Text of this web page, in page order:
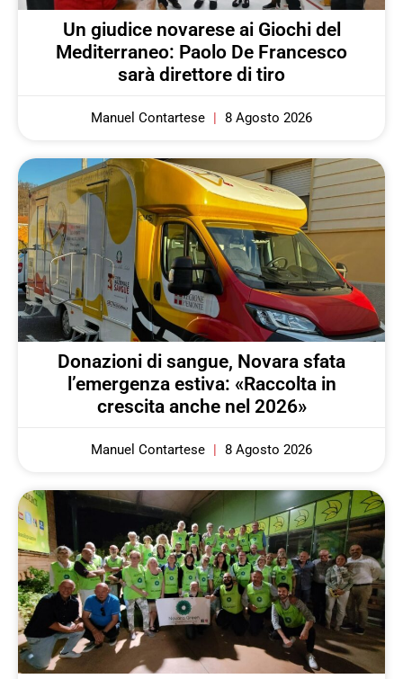
Un giudice novarese ai Giochi del
Mediterraneo: Paolo De Francesco
sarà direttore di tiro
Manuel Contartese 8 Agosto 2026
Donazioni di sangue, Novara sfata
l’emergenza estiva: «Raccolta in
crescita anche nel 2026»
Manuel Contartese 8 Agosto 2026